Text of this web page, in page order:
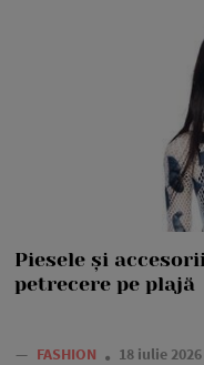
Piesele și
petrecere pe plajă
— FASHION 18 iulie 2026